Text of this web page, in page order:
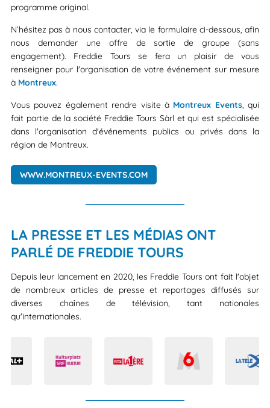
programme original.
N’hésitez pas à nous contacter, via le formulaire ci-dessous, afin
nous demander une offre de sortie de groupe (sans
engagement). Freddie Tours se fera un plaisir de vous
renseigner pour l'organisation de votre événement sur mesure
à Montreux.
Vous pouvez également rendre visite à Montreux Events, qui
fait partie de la société Freddie Tours Sàrl et qui est spécialisée
dans l'organisation d'événements publics ou privés dans la
région de Montreux.
WWW.MONTREUX-EVENTS.COM
LA PRESSE ET LES MÉDIAS ONT
PARLÉ DE FREDDIE TOURS
Depuis leur lancement en 2020, les Freddie Tours ont fait l'objet
de nombreux articles de presse et reportages diffusés sur
diverses chaînes de télévision, tant nationales
qu'internationales.